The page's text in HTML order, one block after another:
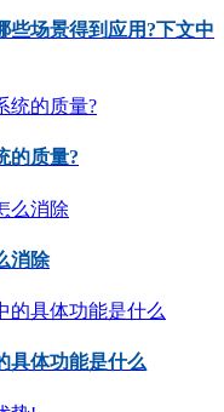
些场景得到应用?下文中
的质量?
消除
具体功能是什么